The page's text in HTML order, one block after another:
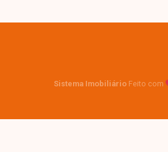
Sistema Imobiliário Feito com